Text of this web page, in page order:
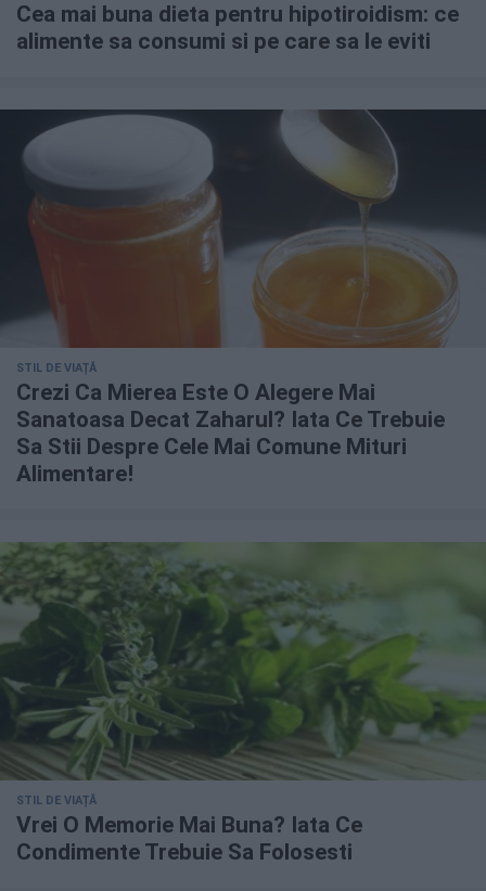
Cea mai buna dieta pentru hipotiroidism: ce
alimente sa consumi si pe care sa le eviti
STIL DE VIAȚĂ
Crezi Ca Mierea Este O Alegere Mai
Sanatoasa Decat Zaharul? Iata Ce Trebuie
Sa Stii Despre Cele Mai Comune Mituri
Alimentare!
STIL DE VIAȚĂ
Vrei O Memorie Mai Buna? Iata Ce
Condimente Trebuie Sa Folosesti